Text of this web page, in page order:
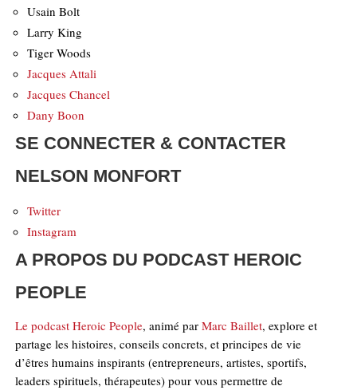
Usain Bolt
Larry King
Tiger Woods
Jacques Attali
Jacques Chancel
Dany Boon
SE CONNECTER & CONTACTER
NELSON MONFORT
Twitter
Instagram
A PROPOS DU PODCAST HEROIC
PEOPLE
Le podcast Heroic People, animé parMarc Baillet, explore et
partage les histoires, conseils concrets, et principes de vie
d’êtres humains inspirants (entrepreneurs, artistes, sportifs,
leaders spirituels, thérapeutes) pour vous permettre de